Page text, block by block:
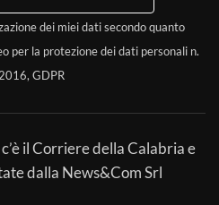
dei miei dati secondo quanto
per la protezione dei dati personali n.
GDPR
il Corriere della Calabria e
dalla News&Com Srl